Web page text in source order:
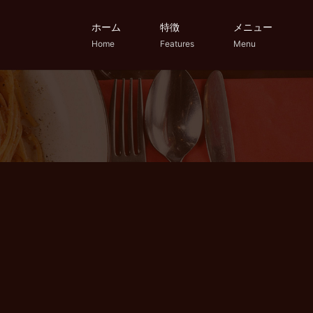
ホーム
Home
特徴
Features
メニュー
Menu